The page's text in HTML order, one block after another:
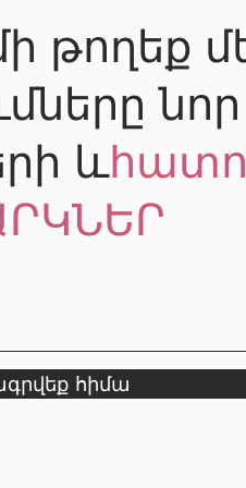
թողեք
նոր
և
հիմա